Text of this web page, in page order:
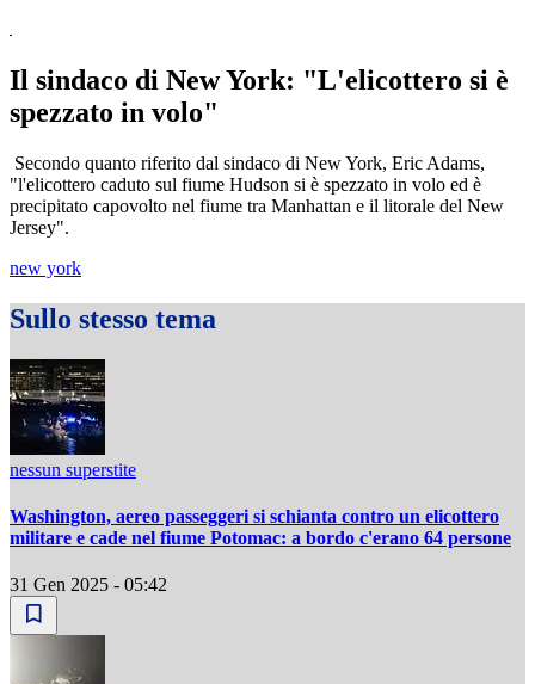
Il sindaco di New York: "L'elicottero si è
spezzato in volo"
Secondo quanto riferito dal sindaco di New York, Eric Adams,
"l'elicottero caduto sul fiume Hudson si è spezzato in volo ed è
precipitato capovolto nel fiume tra Manhattan e il litorale del New
Jersey".
new york
Sullo stesso tema
nessun superstite
Washington, aereo passeggeri si schianta contro un elicottero
militare e cade nel fiume Potomac: a bordo c'erano 64 persone
31 Gen 2025 - 05:42